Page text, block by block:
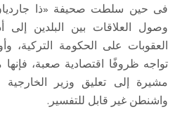
فى حين سلطت صحيفة «ذا
وصول العلاقات بين البلدين إلى
العقوبات على الحكومة التركية،
تواجه ظروفًا اقتصادية صعبة، فإنها
مشيرة إلى تعليق وزير
واشنطن غير قابل للتفسير.